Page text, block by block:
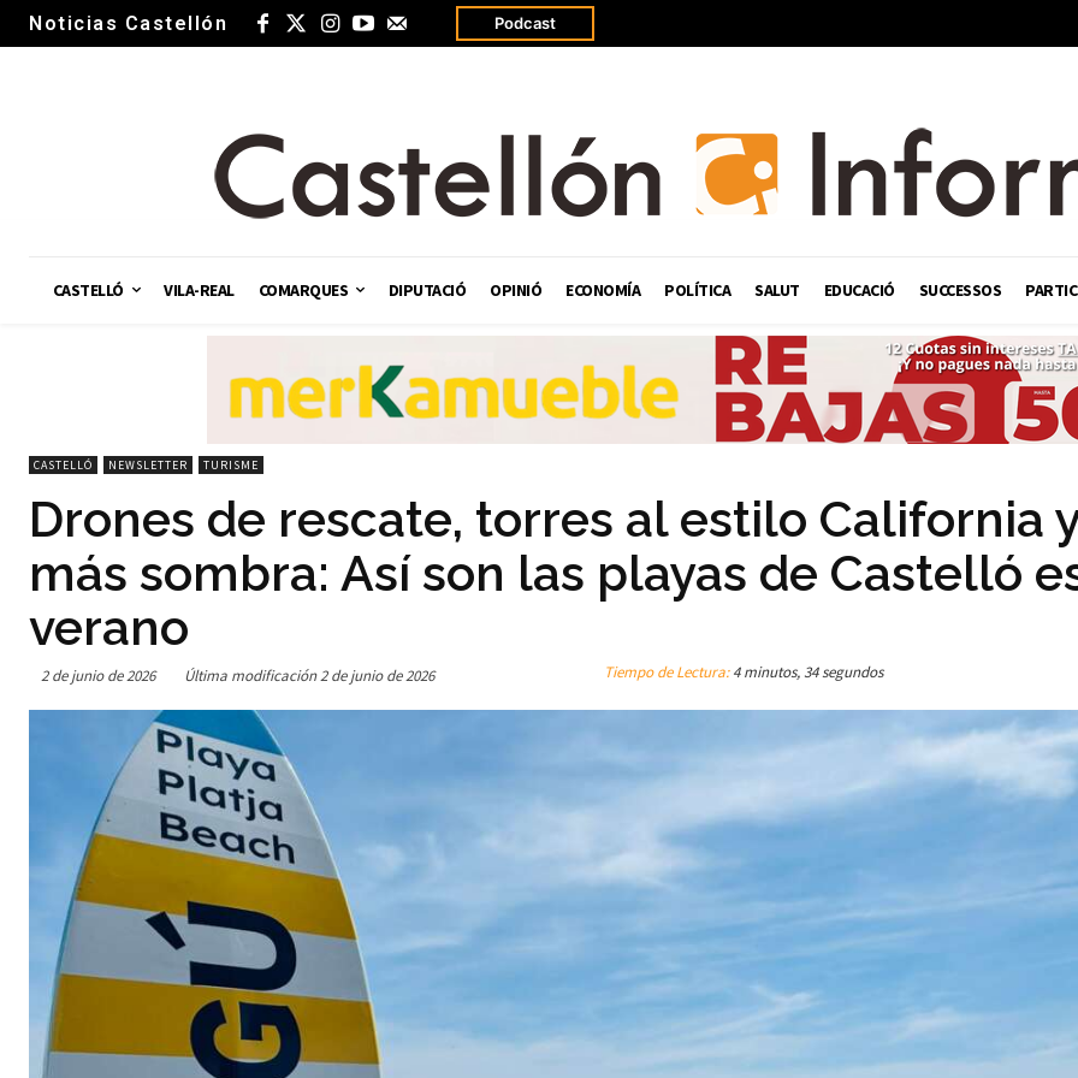
Noticias Castellón Podcast
CASTELLÓ VILA-REAL COMARQUES DIPUTACIÓ OPINIÓ ECONOMÍA POLÍTICA SALUT EDUCACIÓ SUCCESSOS
CASTELLÓ NEWSLETTER TURISME
Drones de rescate, torres al estilo California
más sombra: Así son las playas de Castelló
verano
2 de junio de 2026 Última modificación2 de junio de 2026 Tiempo de Lectura:4 minutos, 34 segundos